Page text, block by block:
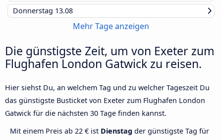
Donnerstag 13.08
Mehr Tage anzeigen
Die günstigste Zeit, um von Exeter zum
Flughafen London Gatwick zu reisen.
Hier siehst Du, an welchem Tag und zu welcher Tageszeit Du
das günstigste Busticket von Exeter zum Flughafen London
Gatwick für die nächsten 30 Tage finden kannst.
Mit einem Preis ab 22 € ist Dienstag der günstigste Tag für